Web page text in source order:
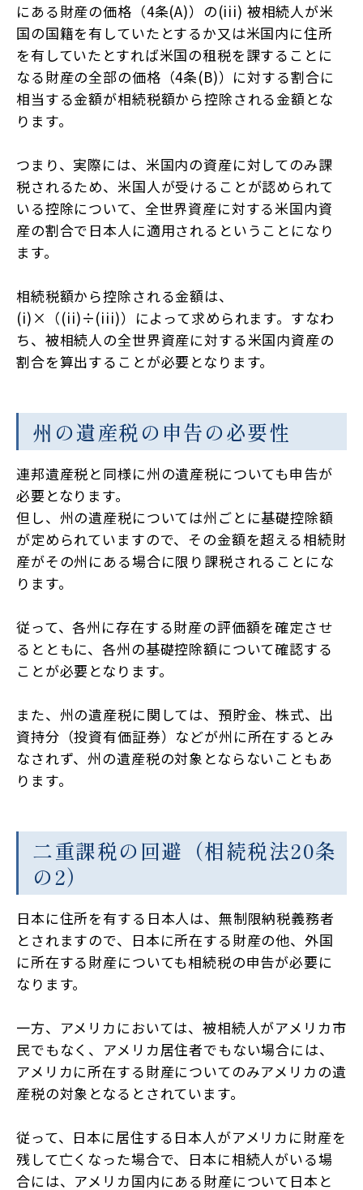
にある財産の価格（4条(A)）の(iii) 被相続人が米
国の国籍を有していたとするか又は米国内に住所
を有していたとすれば米国の租税を課することに
なる財産の全部の価格（4条(B)）に対する割合に
相当する金額が相続税額から控除される金額とな
ります。
つまり、実際には、米国内の資産に対してのみ課
税されるため、米国人が受けることが認められて
いる控除について、全世界資産に対する米国内資
産の割合で日本人に適用されるということになり
ます。
相続税額から控除される金額は、
(i)×（(ii)÷(iii)）によって求められます。すなわ
ち、被相続人の全世界資産に対する米国内資産の
割合を算出することが必要となります。
州の遺産税の申告の必要性
連邦遺産税と同様に州の遺産税についても申告が
必要となります。
但し、州の遺産税については州ごとに基礎控除額
が定められていますので、その金額を超える相続財
産がその州にある場合に限り課税されることにな
ります。
従って、各州に存在する財産の評価額を確定させ
るとともに、各州の基礎控除額について確認する
ことが必要となります。
また、州の遺産税に関しては、預貯金、株式、出
資持分（投資有価証券）などが州に所在するとみ
なされず、州の遺産税の対象とならないこともあ
ります。
二重課税の回避（相続税法20条
の2）
日本に住所を有する日本人は、無制限納税義務者
とされますので、日本に所在する財産の他、外国
に所在する財産についても相続税の申告が必要に
なります。
一方、アメリカにおいては、被相続人がアメリカ市
民でもなく、アメリカ居住者でもない場合には、
アメリカに所在する財産についてのみアメリカの遺
産税の対象となるとされています。
従って、日本に居住する日本人がアメリカに財産を
残して亡くなった場合で、日本に相続人がいる場
合には、アメリカ国内にある財産について日本と